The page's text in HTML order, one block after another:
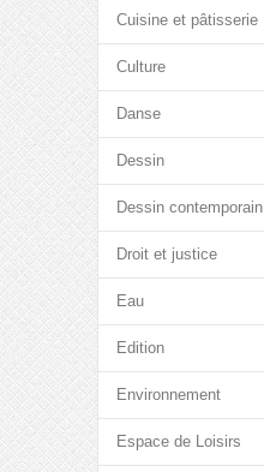
Cuisine et pâtisserie
Culture
Danse
Dessin
Dessin contemporain
Droit et justice
Eau
Edition
Environnement
Espace de Loisirs